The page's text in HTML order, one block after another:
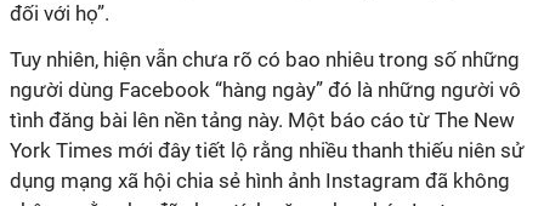
đối với họ”.
Tuy nhiên, hiện vẫn chưa rõ có bao nhiêu trong số những
người dùng Facebook “hàng ngày” đó là những người vô
tình đăng bài lên nền tảng này. Một báo cáo từ The New
York Times mới đây tiết lộ rằng nhiều thanh thiếu niên sử
dụng mạng xã hội chia sẻ hình ảnh Instagram đã không